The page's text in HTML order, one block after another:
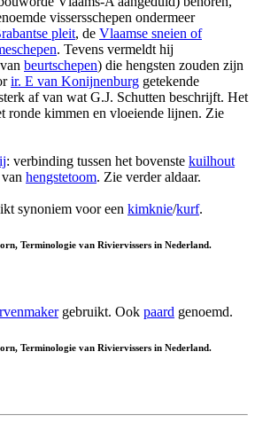
vissersschepen ondermeer
pleit, de Vlaamse sneien of
. Tevens vermeldt hij
beurtschepen) die hengsten zouden zijn
ir. E van Konijnenburg getekende
af van wat G.J. Schutten beschrijft. Het
ronde kimmen en vloeiende lijnen. Zie
: verbinding tussen het bovenste kuilhout
hengstetoom. Zie verder aldaar.
synoniem voor een kimknie/kurf.
Terminologie van Riviervissers in Nederland.
gebruikt. Ook paard genoemd.
Terminologie van Riviervissers in Nederland.